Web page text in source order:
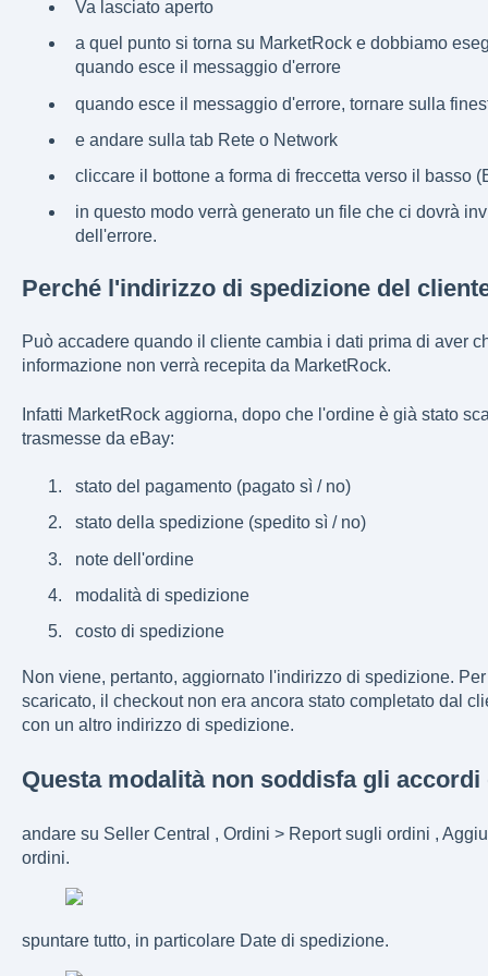
Va lasciato aperto
a quel punto si torna su MarketRock e dobbiamo
quando esce il messaggio d'errore
quando esce il messaggio d'errore, tornare sulla
e andare sulla tab Rete o Network
cliccare il bottone a forma di freccetta verso il basso
in questo modo verrà generato un file che ci dovrà
dell'errore.
Perché l'indirizzo di spedizione del
Può accadere quando il cliente cambia i dati prima di aver
informazione non verrà recepita da MarketRock.
Infatti MarketRock aggiorna, dopo che l'ordine è già stato
trasmesse da eBay:
stato del pagamento (pagato sì / no)
stato della spedizione (spedito sì / no)
note dell'ordine
modalità di spedizione
costo di spedizione
Non viene, pertanto, aggiornato l'indirizzo di spedizione.
scaricato, il checkout non era ancora stato completato dal
con un altro indirizzo di spedizione.
Questa modalità non soddisfa gli accordi
andare su Seller Central , Ordini > Report sugli ordini ,
ordini.
spuntare tutto, in particolare Date di spedizione.